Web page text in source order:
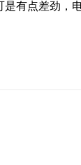
是有点差劲，